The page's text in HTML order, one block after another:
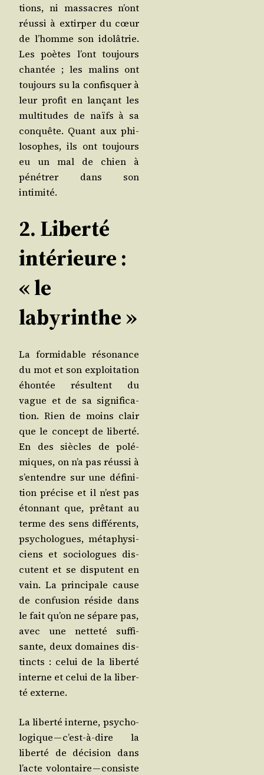
tions, ni mas­sacres n’ont
réus­si à extir­per du cœur
de l’homme son ido­lâ­trie.
Les poètes l’ont tou­jours
chan­tée ; les malins ont
tou­jours su la confis­quer à
leur pro­fit en lan­çant les
mul­ti­tudes de naïfs à sa
conquête. Quant aux phi­
lo­sophes, ils ont tou­jours
eu un mal de chien à
péné­trer dans son
intimité.
2. Liberté
intérieure :
« le
labyrinthe »
La for­mi­dable réso­nance
du mot et son exploi­ta­tion
éhon­tée résultent du
vague et de sa signi­fi­ca­
tion. Rien de moins clair
que le concept de liber­té.
En des siècles de polé­
miques, on n’a pas réus­si à
s’en­tendre sur une défi­ni­
tion pré­cise et il n’est pas
éton­nant que, prê­tant au
terme des sens dif­fé­rents,
psy­cho­logues, méta­phy­si­
ciens et socio­logues dis­
cutent et se dis­putent en
vain. La prin­ci­pale cause
de confu­sion réside dans
le fait qu’on ne sépare pas,
avec une net­te­té suf­fi­
sante, deux domaines dis­
tincts : celui de la liber­té
interne et celui de la liber­
té externe.
La liber­té interne, psy­cho­
lo­gique — c’est-à-dire la
liber­té de déci­sion dans
l’acte volon­taire — consiste